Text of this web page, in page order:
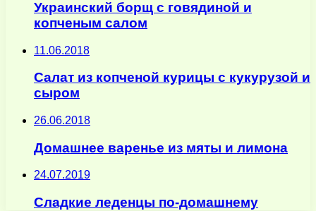
Украинский борщ с говядиной и
копченым салом
11.06.2018
Салат из копченой курицы с кукурузой и
сыром
26.06.2018
Домашнее варенье из мяты и лимона
24.07.2019
Сладкие леденцы по-домашнему